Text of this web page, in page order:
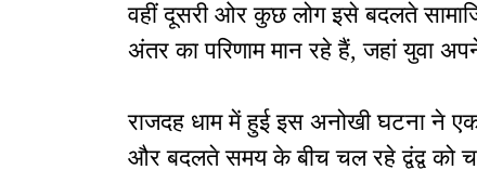
वहीं दूसरी ओर कुछ लोग इसे बदलते
अंतर का परिणाम मान रहे हैं, जहां युवा
राजदह धाम में हुई इस अनोखी घटना ने एक
और बदलते समय के बीच चल रहे द्वंद्व को